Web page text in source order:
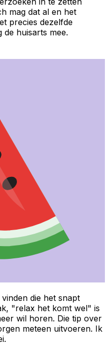
mag dat al en het
precies dezelfde
de huisarts mee.
die het snapt
"relax het komt wel" is
wil horen. Die tip over
meteen uitvoeren. Ik